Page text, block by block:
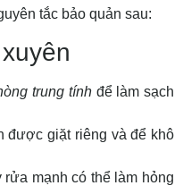
tắc bảo quản sau:
trung tínhđể làm sạch
được giặt riêng và để khô
mạnh có thể làm hỏng